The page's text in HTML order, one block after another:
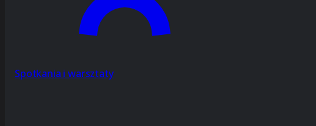
Spotkania i warsztaty